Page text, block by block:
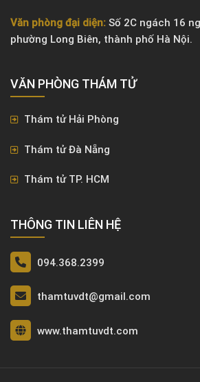
Văn phòng đại diện: Số 2C ngách 16
phường Long Biên, thành phố Hà Nội.
VĂN PHÒNG ​THÁM TỬ
Thám tử Hải Phòng
Thám tử Đà Nẵng
Thám tử TP. HCM
THÔNG TIN LIÊN HỆ
094.368.2399
thamtuvdt@gmail.com
www.thamtuvdt.com